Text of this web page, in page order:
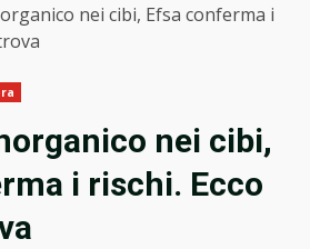
nei cibi, Efsa conferma i
nei cibi,
i rischi. Ecco